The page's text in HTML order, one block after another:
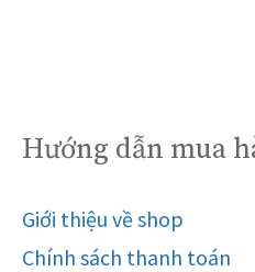
Hướng dẫn mua
Giới thiệu về shop
Chính sách thanh toán